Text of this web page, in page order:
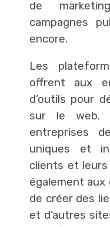
de
campagnes
encore.
Les
offrent aux
d’outils pour
sur le web.
entreprises
uniques et
clients et
également
de créer des
et d’autres